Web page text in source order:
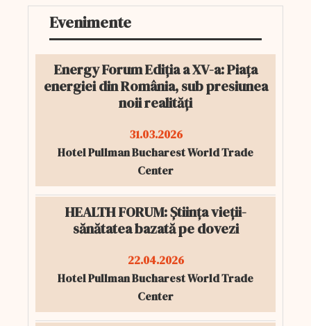
Evenimente
Energy Forum Ediția a XV-a: Piața
energiei din România, sub presiunea
noii realități
31.03.2026
Hotel Pullman Bucharest World Trade
Center
HEALTH FORUM: Știința vieții-
sănătatea bazată pe dovezi
22.04.2026
Hotel Pullman Bucharest World Trade
Center